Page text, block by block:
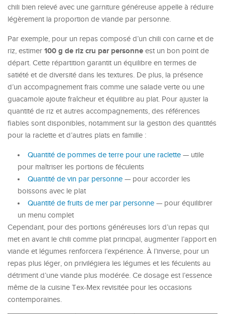
chili bien relevé avec une garniture généreuse appelle à réduire
légèrement la proportion de viande par personne.
Par exemple, pour un repas composé d’un chili con carne et de
riz, estimer 100 g de riz cru par personne est un bon point de
départ. Cette répartition garantit un équilibre en termes de
satiété et de diversité dans les textures. De plus, la présence
d’un accompagnement frais comme une salade verte ou une
guacamole ajoute fraîcheur et équilibre au plat. Pour ajuster la
quantité de riz et autres accompagnements, des références
fiables sont disponibles, notamment sur la gestion des quantités
pour la raclette et d’autres plats en famille :
Quantité de pommes de terre pour une raclette — utile
pour maîtriser les portions de féculents
Quantité de vin par personne — pour accorder les
boissons avec le plat
Quantité de fruits de mer par personne — pour équilibrer
un menu complet
Cependant, pour des portions généreuses lors d’un repas qui
met en avant le chili comme plat principal, augmenter l’apport en
viande et légumes renforcera l’expérience. À l’inverse, pour un
repas plus léger, on privilégiera les légumes et les féculents au
détriment d’une viande plus modérée. Ce dosage est l’essence
même de la cuisine Tex-Mex revisitée pour les occasions
contemporaines.